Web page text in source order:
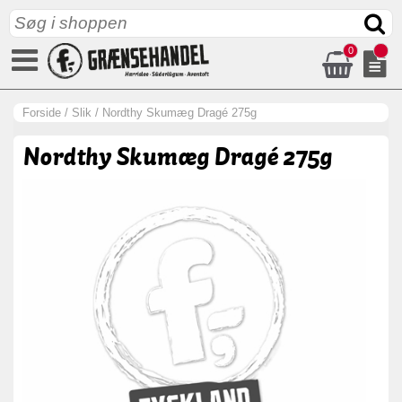
0
Forside / Slik / Nordthy Skumæg Dragé 275g
Nordthy Skumæg Dragé 275g